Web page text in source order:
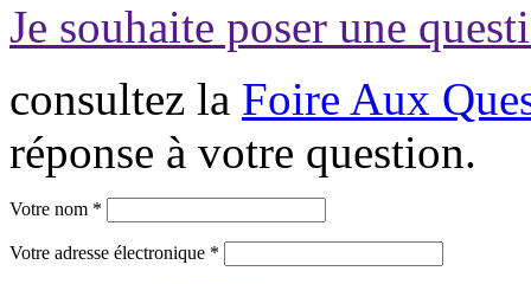
Je souhaite poser une
consultez la Foire Aux
réponse à votre question.
Votre nom *
Votre adresse électronique *